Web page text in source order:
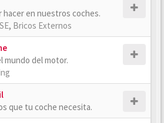
hacer en nuestros coches.
, Bricos Externos
mundo del motor.
que tu coche necesita.